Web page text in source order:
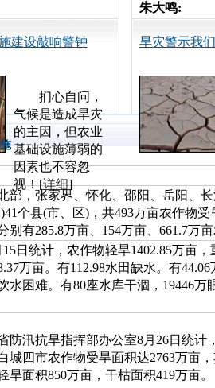
干旱是历史必
然。[详细]
建设敲响警钟
扪心自问，
气候是造成旱灾
的主因，但农业
基础设施薄弱的
因素也不容忽
视！[详细]
朱大鸣:
旱灾警示我
，张家界、怀化、邵阳、岳阳、长
个县(市、区)，共493万亩农作物受
别有285.8万亩、154万亩、661.7万
统计，农作物轻旱1402.85万亩，
万亩。有112.98水田缺水。有44.06
水困难。有80座水库干涸，19446万
汛抗旱指挥部办公室8月26日统计
城四市农作物受旱面积达2763万亩
旱面积850万亩，干枯面积419万亩。